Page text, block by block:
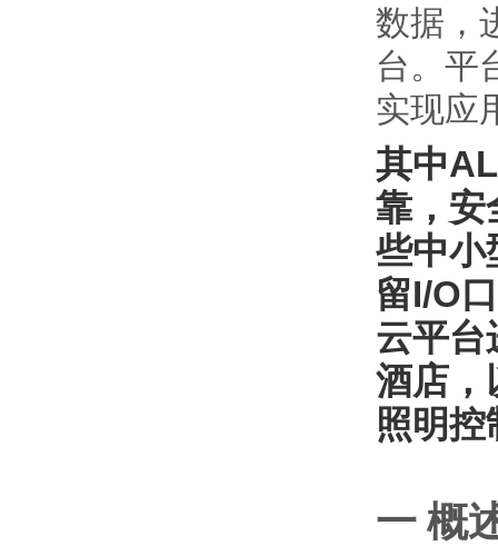
数据，
台。 平
实现应
其中
靠，安
些中小
留I/O
云平台
酒店，
照明控
一 概